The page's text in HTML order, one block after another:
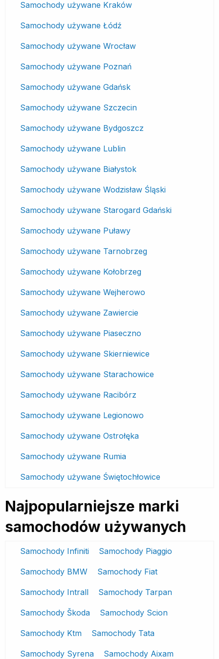
Samochody używane Kraków
Samochody używane Łódź
Samochody używane Wrocław
Samochody używane Poznań
Samochody używane Gdańsk
Samochody używane Szczecin
Samochody używane Bydgoszcz
Samochody używane Lublin
Samochody używane Białystok
Samochody używane Wodzisław Śląski
Samochody używane Starogard Gdański
Samochody używane Puławy
Samochody używane Tarnobrzeg
Samochody używane Kołobrzeg
Samochody używane Wejherowo
Samochody używane Zawiercie
Samochody używane Piaseczno
Samochody używane Skierniewice
Samochody używane Starachowice
Samochody używane Racibórz
Samochody używane Legionowo
Samochody używane Ostrołęka
Samochody używane Rumia
Samochody używane Świętochłowice
Najpopularniejsze marki
samochodów używanych
Samochody Infiniti Samochody Piaggio
Samochody BMW Samochody Fiat
Samochody Intrall Samochody Tarpan
Samochody Škoda Samochody Scion
Samochody Ktm Samochody Tata
Samochody Syrena Samochody Aixam